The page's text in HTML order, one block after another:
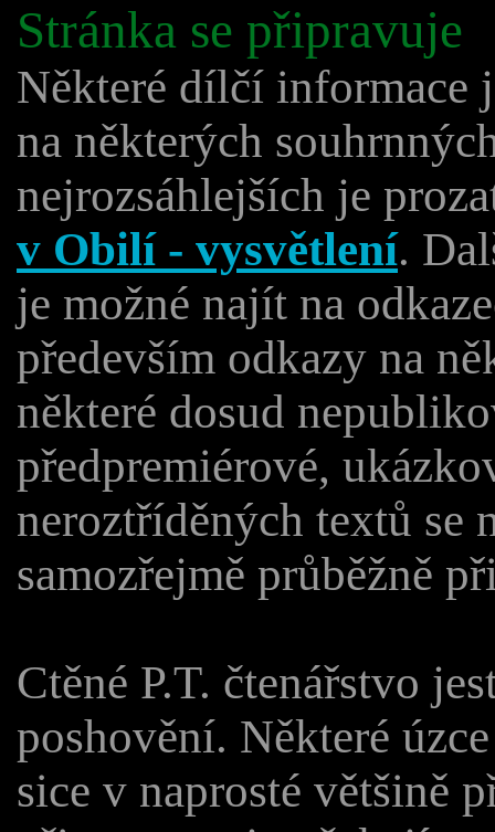
Stránka se připravuje
Některé dílčí informace
na některých
nejrozsáhlejších je
v Obilí - vysvětlení.
je možné najít na
především odkazy na
některé dosud
předpremiérové,
neroztříděných textů se
samozřejmě průběžně
Ctěné P.T. čtenářstvo
poshovění. Některé
sice v naprosté většině